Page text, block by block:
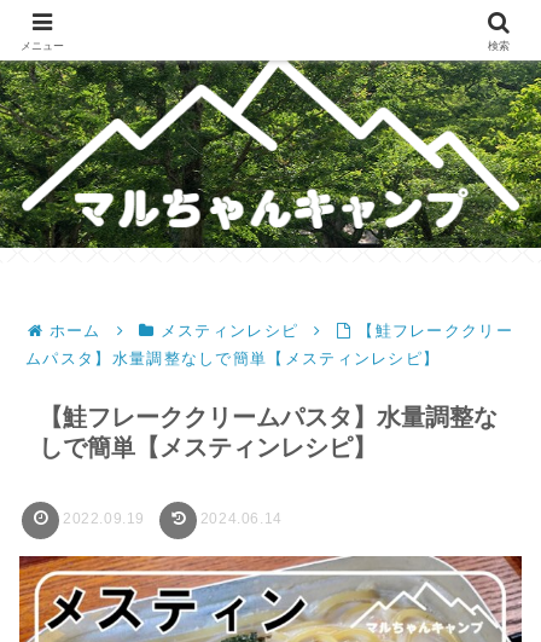
メスティンレシピ・テント・キャンプギア・ホットサンドレシピのブログ
ホーム メスティンレシピ
【鮭フレーククリー
ムパスタ】水量調整なしで簡単【メスティンレシピ】
【鮭フレーククリームパスタ】水量調整な
しで簡単【メスティンレシピ】
2022.09.19 2024.06.14
メニュー 検索